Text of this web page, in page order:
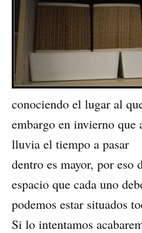
conociendo el lugar al
embargo en invierno que
lluvia el tiempo a pasar
dentro es mayor, por eso
espacio que cada uno
podemos estar situados
Si lo intentamos